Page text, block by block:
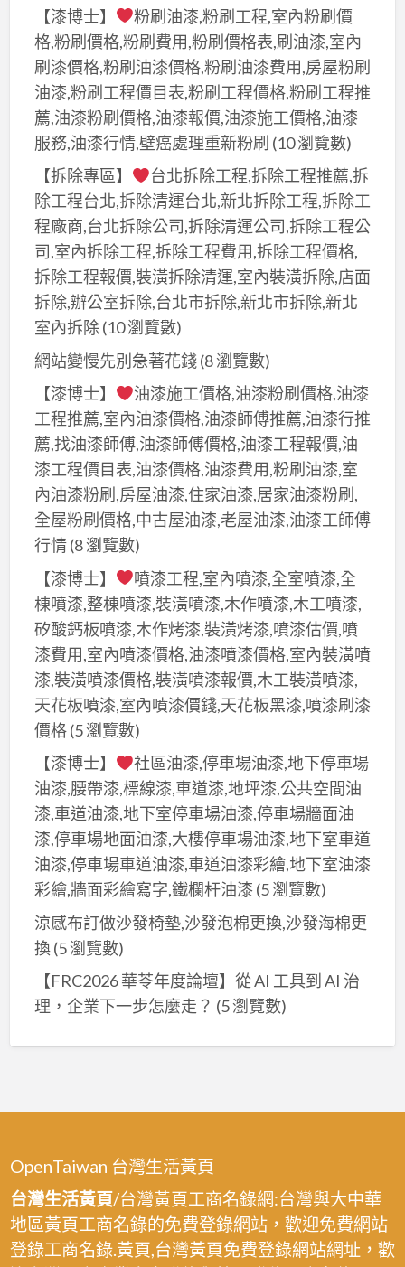
【漆博士】
粉刷油漆,粉刷工程,室內粉刷價
格,粉刷價格,粉刷費用,粉刷價格表,刷油漆,室內
刷漆價格,粉刷油漆價格,粉刷油漆費用,房屋粉刷
油漆,粉刷工程價目表,粉刷工程價格,粉刷工程推
薦,油漆粉刷價格,油漆報價,油漆施工價格,油漆
服務,油漆行情,壁癌處理重新粉刷 (10 瀏覽數)
【拆除專區】
台北拆除工程,拆除工程推薦,拆
除工程台北,拆除清運台北,新北拆除工程,拆除工
程廠商,台北拆除公司,拆除清運公司,拆除工程公
司,室內拆除工程,拆除工程費用,拆除工程價格,
拆除工程報價,裝潢拆除清運,室內裝潢拆除,店面
拆除,辦公室拆除,台北市拆除,新北市拆除,新北
室內拆除(10 瀏覽數)
網站變慢先別急著花錢(8 瀏覽數)
【漆博士】
油漆施工價格,油漆粉刷價格,油漆
工程推薦,室內油漆價格,油漆師傅推薦,油漆行推
薦,找油漆師傅,油漆師傅價格,油漆工程報價,油
漆工程價目表,油漆價格,油漆費用,粉刷油漆,室
內油漆粉刷,房屋油漆,住家油漆,居家油漆粉刷,
全屋粉刷價格,中古屋油漆,老屋油漆,油漆工師傅
行情(8 瀏覽數)
【漆博士】
噴漆工程,室內噴漆,全室噴漆,全
棟噴漆,整棟噴漆,裝潢噴漆,木作噴漆,木工噴漆,
矽酸鈣板噴漆,木作烤漆,裝潢烤漆,噴漆估價,噴
漆費用,室內噴漆價格,油漆噴漆價格,室內裝潢噴
漆,裝潢噴漆價格,裝潢噴漆報價,木工裝潢噴漆,
天花板噴漆,室內噴漆價錢,天花板黑漆,噴漆刷漆
價格(5 瀏覽數)
【漆博士】
社區油漆,停車場油漆,地下停車場
油漆,腰帶漆,標線漆,車道漆,地坪漆,公共空間油
漆,車道油漆,地下室停車場油漆,停車場牆面油
漆,停車場地面油漆,大樓停車場油漆,地下室車道
油漆,停車場車道油漆,車道油漆彩繪,地下室油漆
彩繪,牆面彩繪寫字,鐵欄杆油漆(5 瀏覽數)
涼感布訂做沙發椅墊,沙發泡棉更換,沙發海棉更
換(5 瀏覽數)
【FRC2026 華苓年度論壇】從 AI 工具到 AI 治
理，企業下一步怎麼走？ (5 瀏覽數)
OpenTaiwan 台灣生活黃頁
台灣生活黃頁/台灣黃頁工商名錄網:台灣與大中華
地區黃頁工商名錄的免費登錄網站，歡迎免費網站
登錄工商名錄.黃頁,台灣黃頁免費登錄網站網址，歡